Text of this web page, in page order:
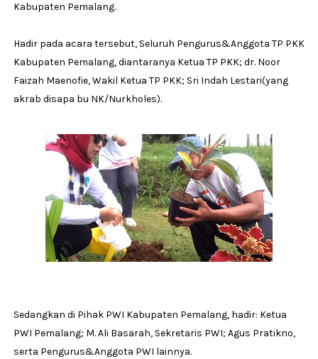
Kabupaten Pemalang.
Hadir pada acara tersebut, Seluruh Pengurus&Anggota TP PKK
Kabupaten Pemalang, diantaranya Ketua TP PKK; dr. Noor
Faizah Maenofie, Wakil Ketua TP PKK; Sri Indah Lestari(yang
akrab disapa bu NK/Nurkholes).
Sedangkan di Pihak PWI Kabupaten Pemalang, hadir: Ketua
PWI Pemalang; M. Ali Basarah, Sekretaris PWI; Agus Pratikno,
serta Pengurus&Anggota PWI lainnya.